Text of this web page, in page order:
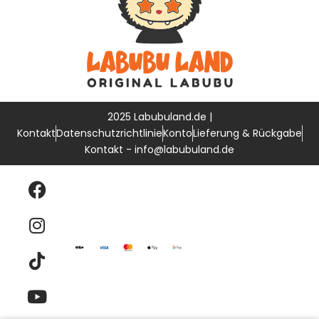
2025 Labubuland.de |
KontaktDatenschutzrichtlinieKontoLieferung & Rückgabe
Kontakt - info@labubuland.de